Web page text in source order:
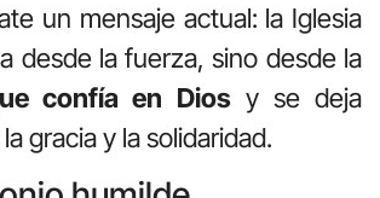
un mensaje actual: la Iglesia
desde la fuerza, sino desde la
confía en Diosy se deja
gracia y la solidaridad.